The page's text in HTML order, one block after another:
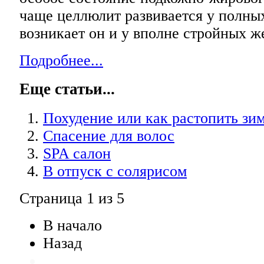
чаще целлюлит развивается у
возникает он и у вполне стройных
Подробнее...
Еще статьи...
Похудение или как растопить
Спасение для волос
SPA салон
В отпуск с солярисом
Страница 1 из 5
В начало
Назад